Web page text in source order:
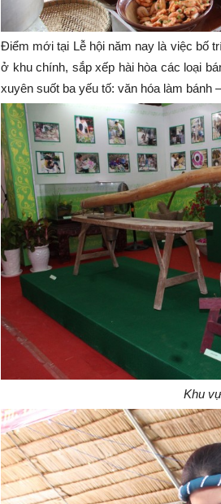
Điểm mới tại Lễ hội năm nay là việc bố
ở khu chính, sắp xếp hài hòa các loại
xuyên suốt ba yếu tố: văn hóa làm bánh
Khu